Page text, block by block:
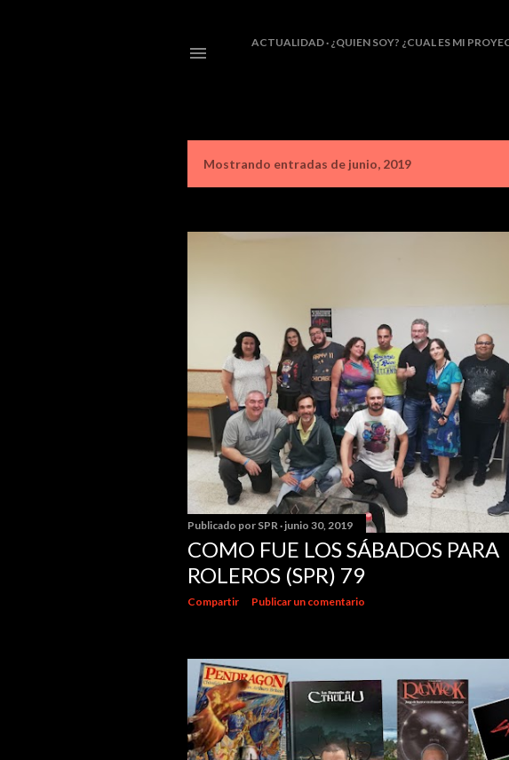
ACTUALIDAD ¿QUIEN SOY? ¿CUAL ES MI
t
a
s
Mostrando entradas de junio, 2019
Publicado por SPR junio 30, 2019
COMO FUE LOS SÁBADOS PARA
ROLEROS (SPR) 79
Compartir Publicar un comentario